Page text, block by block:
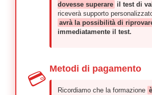
dovesse superare il test di
riceverà supporto
avrà la possibilità di
immediatamente il test.
💳
Metodi di pagamento
Ricordiamo che la formazione